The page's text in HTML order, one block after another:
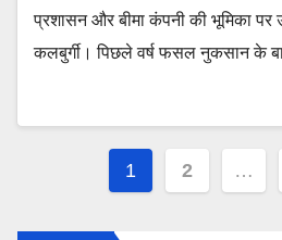
प्रशासन और बीमा कंपनी की भूमिका पर
कलबुर्गी। पिछले वर्ष फसल नुकसान के
Posts
1 2 …